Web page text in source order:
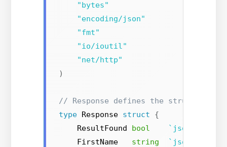
"bytes"
"encoding/json"
"fmt"
"io/ioutil"
"net/http"
)
// Response defines the structure of
type Response struct
{
    ResultFound
bool
    FirstName
string